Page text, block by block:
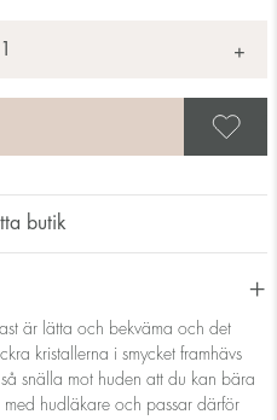
+
butik
är lätta och bekväma och det
kristallerna i smycket framhävs
snälla mot huden att du kan bära
hudläkare och passar därför